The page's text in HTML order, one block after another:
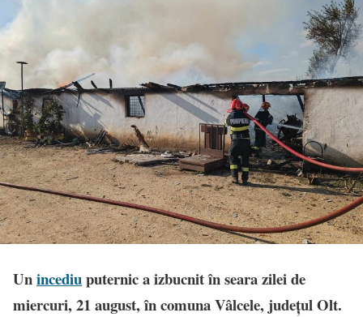
Unincediuputernic a izbucnit în seara zilei de
miercuri, 21 august, în comuna Vâlcele, județul Olt.